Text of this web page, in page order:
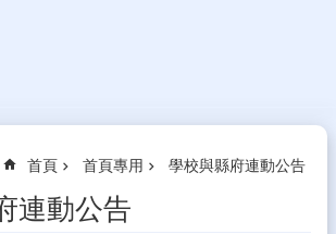
首頁 首頁專用 學校與縣府連動公告
連動公告